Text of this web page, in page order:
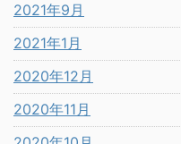
2021年9月
2021年1月
2020年12月
2020年11月